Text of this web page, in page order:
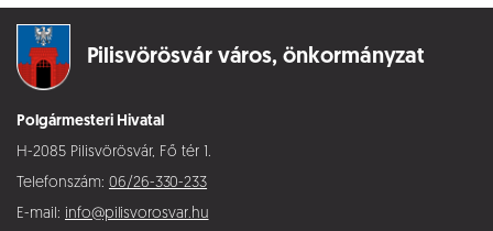
Pilisvörösvár város, önkormányzat
Polgármesteri Hivatal
H-2085 Pilisvörösvár, Fő tér 1.
Telefonszám: 06/26-330-233
E-mail: info@pilisvorosvar.hu